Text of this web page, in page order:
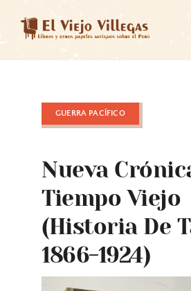
content
GUERRA PACÍFICO
Nueva
Tiempo Viejo
(historia De
1866-1924)